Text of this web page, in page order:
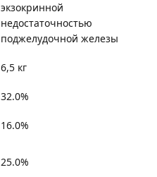
экзокринной
недостаточностью
поджелудочной железы
6,5 кг
32.0%
16.0%
25.0%